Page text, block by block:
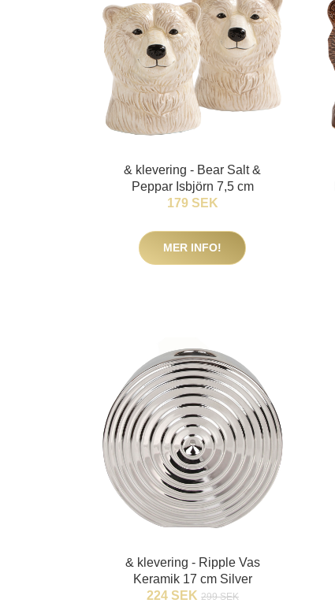
& klevering - Bear Salt &
Peppar Isbjörn 7,5 cm
179 SEK
MER INFO!
& klevering - Ripple Vas
Keramik 17 cm Silver
224 SEK 299 SEK